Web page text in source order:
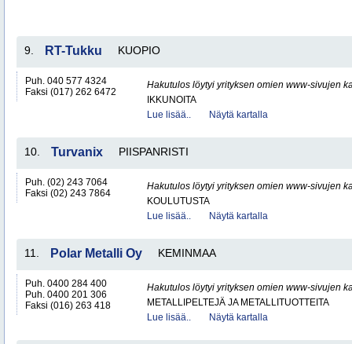
9. RT-Tukku KUOPIO
Puh. 040 577 4324
Faksi (017) 262 6472
Hakutulos löytyi yrityksen omien www-sivujen
IKKUNOITA
Lue lisää..
Näytä kartalla
10. Turvanix PIISPANRISTI
Puh. (02) 243 7064
Faksi (02) 243 7864
Hakutulos löytyi yrityksen omien www-sivujen
KOULUTUSTA
Lue lisää..
Näytä kartalla
11. Polar Metalli Oy KEMINMAA
Puh. 0400 284 400
Puh. 0400 201 306
Faksi (016) 263 418
Hakutulos löytyi yrityksen omien www-sivujen
METALLIPELTEJÄ JA METALLITUOTTEITA
Lue lisää..
Näytä kartalla